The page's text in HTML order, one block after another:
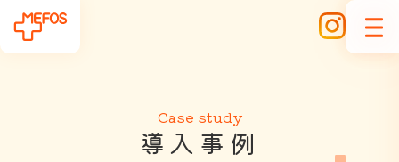
Case study
導 入 事 例